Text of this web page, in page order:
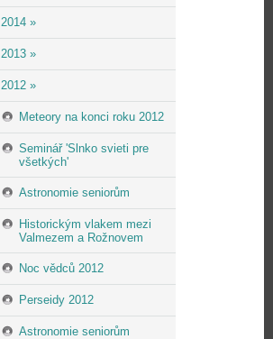
2014 »
2013 »
2012 »
Meteory na konci roku 2012
Seminář 'Slnko svieti pre
všetkých'
Astronomie seniorům
Historickým vlakem mezi
Valmezem a Rožnovem
Noc vědců 2012
Perseidy 2012
Astronomie seniorům